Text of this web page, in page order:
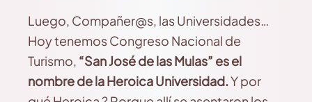
Luego, Compañer@s, las Universidades…
Hoy tenemos Congreso Nacional de
Turismo, “San José de las Mulas” es el
nombre de la Heroica Universidad.Y por